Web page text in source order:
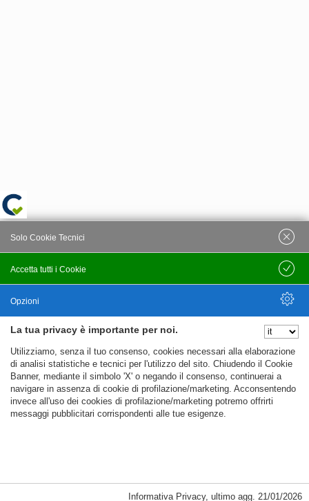
La tua privacy è importante per noi.
Utilizziamo, senza il tuo consenso, cookies necessari alla elaborazione
di analisi statistiche e tecnici per l'utilizzo del sito. Chiudendo il Cookie
Banner, mediante il simbolo 'X' o negando il consenso, continuerai a
navigare in assenza di cookie di profilazione/marketing. Acconsentendo
invece all'uso dei cookies di profilazione/marketing potremo offrirti
messaggi pubblicitari corrispondenti alle tue esigenze.
Accetta tutti i Cookie
Solo Cookie Tecnici
Salva
Opzioni
Nascondi Opzioni
Informativa Privacy, ultimo agg. 21/01/2026